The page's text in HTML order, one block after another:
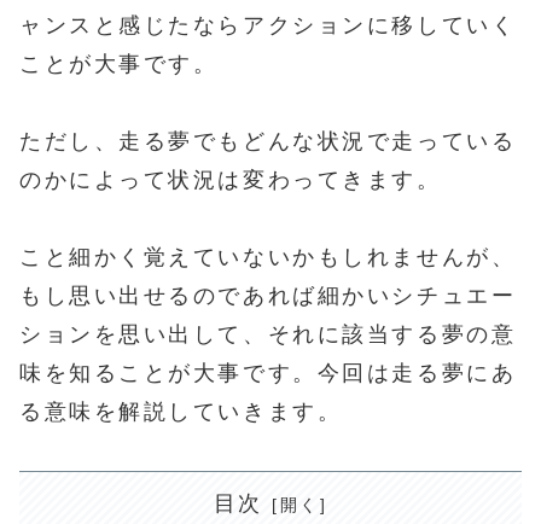
ャンスと感じたならアクションに移していく
ことが大事です。
ただし、走る夢でもどんな状況で走っている
のかによって状況は変わってきます。
こと細かく覚えていないかもしれませんが、
もし思い出せるのであれば細かいシチュエー
ションを思い出して、それに該当する夢の意
味を知ることが大事です。今回は走る夢にあ
る意味を解説していきます。
目次